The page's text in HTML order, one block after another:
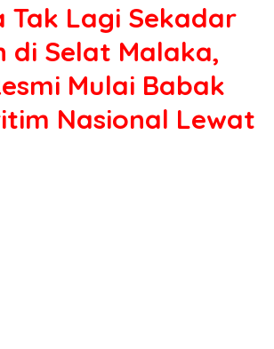
Sekadar
di
Malaka,
Resmi
Tak Lagi Sekadar
di Selat Malaka,
Mulai Babak
Nasional Lewat